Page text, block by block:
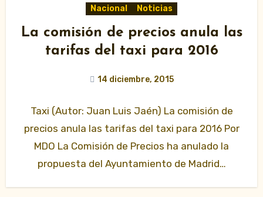
Nacional Noticias
La comisión de precios anula las
tarifas del taxi para 2016
14 diciembre, 2015
Taxi (Autor: Juan Luis Jaén) La comisión de
precios anula las tarifas del taxi para 2016 Por
MDO La Comisión de Precios ha anulado la
propuesta del Ayuntamiento de Madrid…